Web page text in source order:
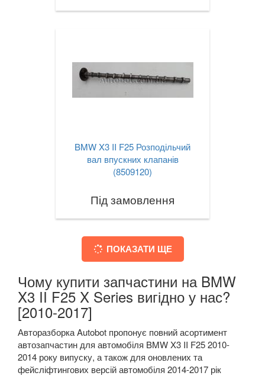
BMW X3 II F25 Розподільчий
вал впускних клапанів
(8509120)
Під замовлення
ПОКАЗАТИ ЩЕ
Чому купити запчастини на BMW
X3 II F25 X Series вигідно у нас?
[2010-2017]
Авторазборка Autobot пропонує повний асортимент
автозапчастин для автомобіля BMW X3 II F25 2010-
2014 року випуску, а також для оновлених та
фейсліфтингових версій автомобіля 2014-2017 рік